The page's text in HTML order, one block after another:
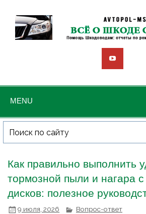
MENU
Как правильно выполнить
тормозной пыли и нагара
дисков: полезное
9 июля, 2026 Вопрос-ответ